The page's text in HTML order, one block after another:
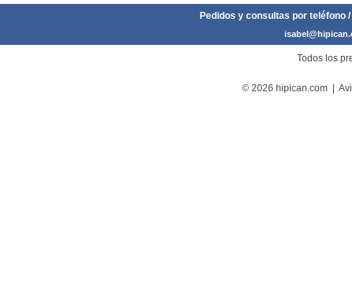
Pedidos y consultas por teléfono
Todos los
© 2026 hipican.com |